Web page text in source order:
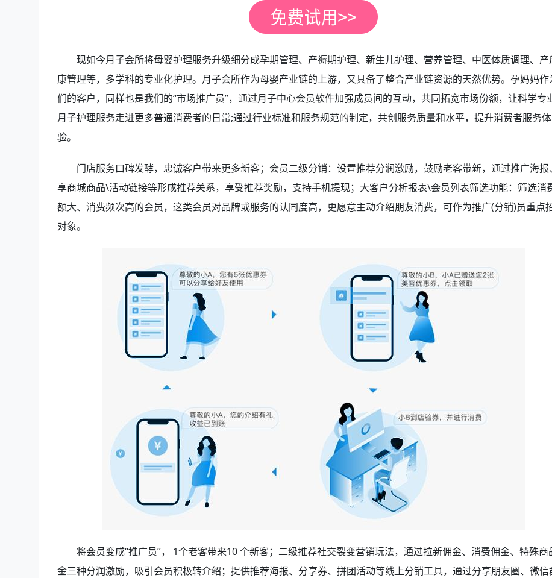
现如今月子会所将母婴护理服务升级细分成孕期管理、产褥期护理、新生儿护理、营养管理、中医体质调理、产
康管理等，多学科的专业化护理。月子会所作为母婴产业链的上游，又具备了整合产业链资源的天然优势。孕妈妈作
们的客户，同样也是我们的“市场推广员”，通过月子中心会员软件加强成员间的互动，共同拓宽市场份额，让科学专
月子护理服务走进更多普通消费者的日常;通过行业标准和服务规范的制定，共创服务质量和水平，提升消费者服务体
验。
门店服务口碑发酵，忠诚客户带来更多新客；会员二级分销：设置推荐分润激励，鼓励老客带新，通过推广海报
享商城商品\活动链接等形成推荐关系，享受推荐奖励，支持手机提现；大客户分析报表\会员列表筛选功能：筛选消
额大、消费频次高的会员，这类会员对品牌或服务的认同度高，更愿意主动介绍朋友消费，可作为推广(分销)员重点
对象。
将会员变成“推广员”， 1个老客带来10 个新客；二级推荐社交裂变营销玩法，通过拉新佣金、消费佣金、特殊商
金三种分润激励，吸引会员积极转介绍；提供推荐海报、分享券、拼团活动等线上分销工具，通过分享朋友圈、微信